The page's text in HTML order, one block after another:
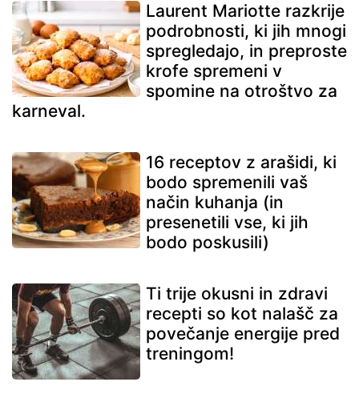
Laurent Mariotte razkrije
podrobnosti, ki jih mnogi
spregledajo, in preproste
krofe spremeni v
spomine na otroštvo za
karneval.
16 receptov z arašidi, ki
bodo spremenili vaš
način kuhanja (in
presenetili vse, ki jih
bodo poskusili)
Ti trije okusni in zdravi
recepti so kot nalašč za
povečanje energije pred
treningom!